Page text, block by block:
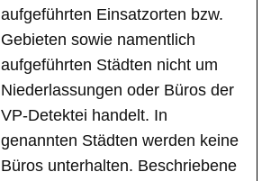
aufgeführten Einsatzorten bzw.
Gebieten sowie namentlich
aufgeführten Städten nicht um
Niederlassungen oder Büros der
VP-Detektei handelt. In
genannten Städten werden keine
Büros unterhalten. Beschriebene